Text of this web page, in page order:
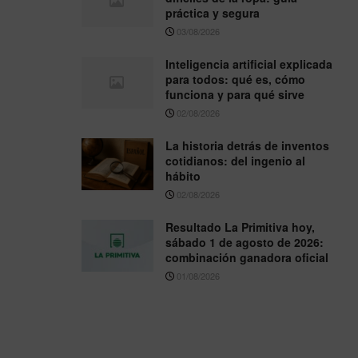
práctica y segura
03/08/2026
Inteligencia artificial explicada
para todos: qué es, cómo
funciona y para qué sirve
02/08/2026
La historia detrás de inventos
cotidianos: del ingenio al
hábito
02/08/2026
Resultado La Primitiva hoy,
sábado 1 de agosto de 2026:
combinación ganadora oficial
01/08/2026